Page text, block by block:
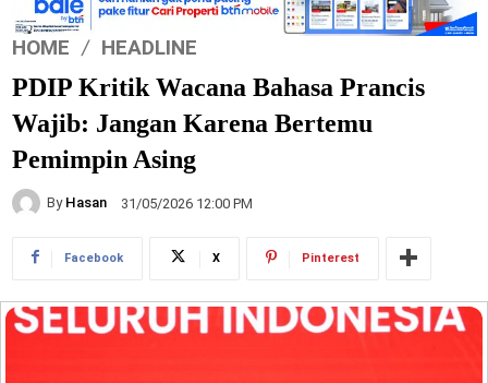
HOME HEADLINE
PDIP Kritik Wacana Bahasa Prancis
Wajib: Jangan Karena Bertemu
Pemimpin Asing
By Hasan 31/05/2026 12:00 PM
Facebook X Pinterest